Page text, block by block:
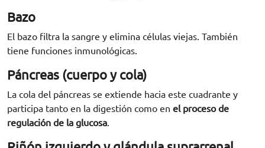
Bazo
El bazo filtra la sangre y elimina células viejas. También
tiene funciones inmunológicas.
Páncreas (cuerpo y cola)
La cola del páncreas se extiende hacia este cuadrante y
participa tanto en la digestión como en el proceso de
regulación de la glucosa.